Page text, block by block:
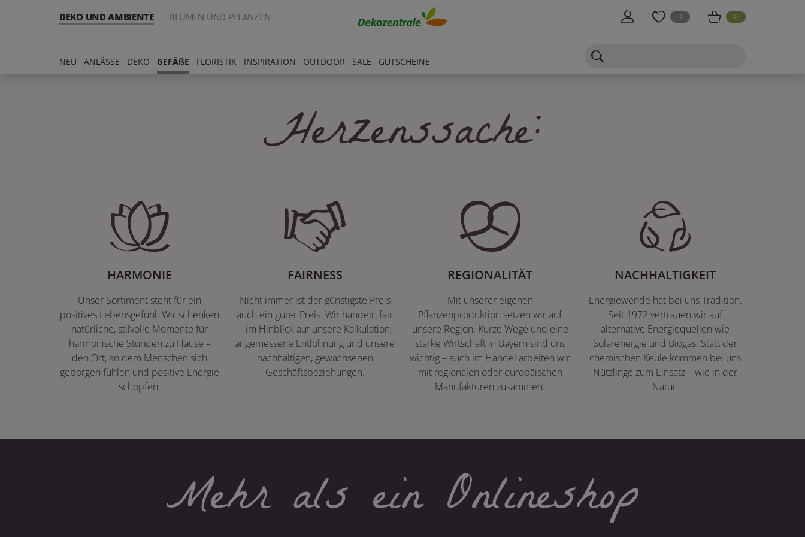
DEKO UND AMBIENTE BLUMEN UND PFLANZEN 0 0
NEU ANLÄSSE DEKO GEFÄßE FLORISTIK INSPIRATION OUTDOOR SALE GUTSCHEINE
Herzenssache:
HARMONIE
Unser Sortiment steht für ein
positives Lebensgefühl. Wir schenken
natürliche, stilvolle Momente für
harmonische Stunden zu Hause –
den Ort, an dem Menschen sich
geborgen fühlen und positive Energie
schöpfen.
FAIRNESS
Nicht immer ist der günstigste Preis
auch ein guter Preis. Wir handeln fair
– im Hinblick auf unsere Kalkulation,
angemessene Entlohnung und unsere
nachhaltigen, gewachsenen
Geschäftsbeziehungen.
REGIONALITÄT
Mit unserer eigenen
Pflanzenproduktion setzen wir auf
unsere Region. Kurze Wege und eine
starke Wirtschaft in Bayern sind uns
wichtig – auch im Handel arbeiten wir
mit regionalen oder europäischen
Manufakturen zusammen.
NACHHALTIGKEIT
Energiewende hat bei uns Tradition.
Seit 1972 vertrauen wir auf
alternative Energiequellen wie
Solarenergie und Biogas. Statt der
chemischen Keule kommen bei uns
Nützlinge zum Einsatz – wie in der
Natur.
Mehr als ein Onlineshop